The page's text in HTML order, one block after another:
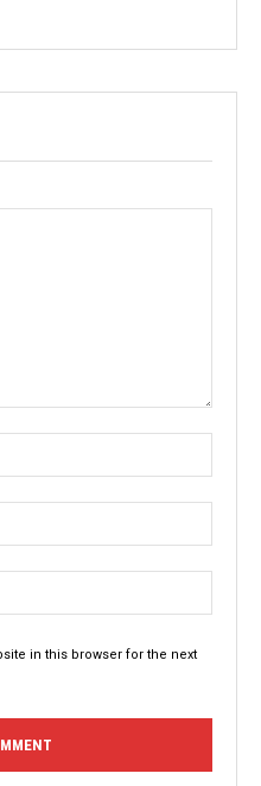
in this browser for the next